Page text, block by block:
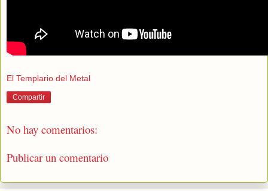
El Templario del Metal
Compartir
No hay comentarios:
Publicar un comentario